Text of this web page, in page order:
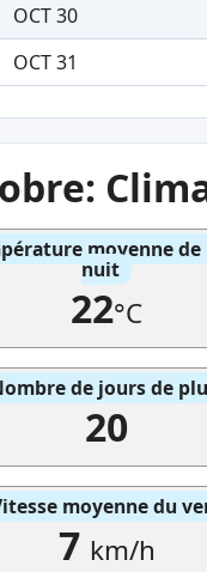
OCT 30
OCT 31
moyenne
nuit
22°C
de jours de
20
moyenne du
7 km/h